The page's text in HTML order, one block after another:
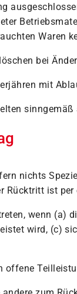
Waren
bei
mit
nichts
Rücktritt ist
wenn (a)
wird, (c)